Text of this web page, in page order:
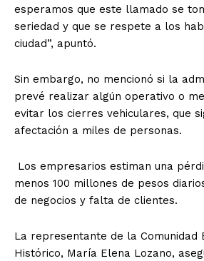
esperamos que este llamado se
seriedad y que se respete a los
ciudad”, apuntó.
Sin embargo, no mencionó si la
prevé realizar algún operativo o
evitar los cierres vehiculares, que
afectación a miles de personas.
Los empresarios estiman una
menos 100 millones de pesos
de negocios y falta de clientes.
La representante de la Comunidad
Histórico, María Elena Lozano,